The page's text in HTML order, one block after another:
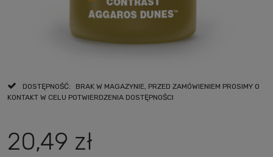
DOSTĘPNOŚĆ:
BRAK W MAGAZYNIE, PRZED ZAMÓWIENIEM PROSIMY O
KONTAKT W CELU POTWIERDZENIA DOSTĘPNOŚCI
20,49 zł